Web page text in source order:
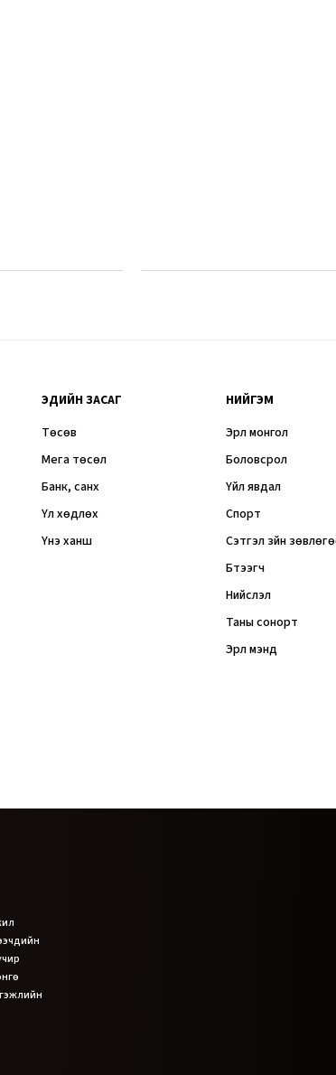
ЭДИЙН ЗАСАГ
Төсөв
Мега төсөл
Банк, санхүү
Үл хөдлөх
Үнэ ханш
НИЙГЭМ
Эрүүл монгол
Боловсрол
Үйл явдал
Спорт
Сэтгэл зүйн
Бүтээгч
Нийслэл
Таны сонорт
Эрүүл мэнд